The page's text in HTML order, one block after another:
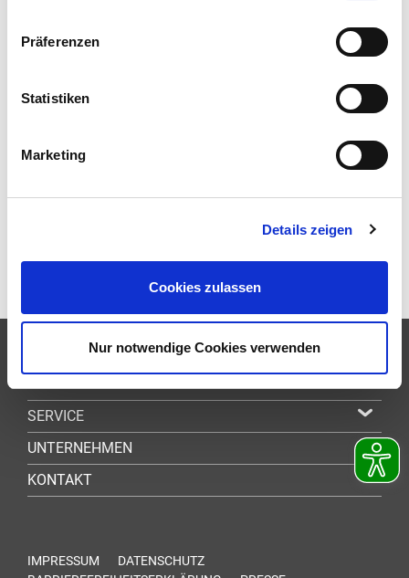
Präferenzen
Statistiken
Marketing
Details zeigen
Cookies zulassen
Nur notwendige Cookies verwenden
FAHRPLAN
TICKETS
SERVICE
UNTERNEHMEN
KONTAKT
IMPRESSUM
DATENSCHUTZ